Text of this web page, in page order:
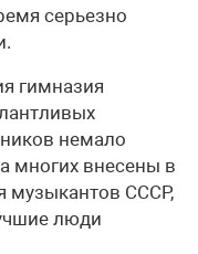
серьезно
гимназия
немало
многих внесены в
музыкантов СССР,
люди